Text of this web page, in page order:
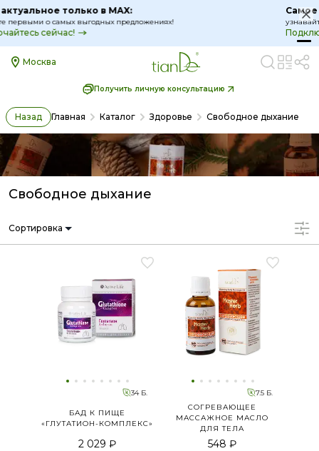
Самое актуальное только в MAX:
узнавайте первыми о самых выгодных предложениях!
Подключайтесь сейчас!
Москва
Получить личную консультацию
Назад Главная Каталог Здоровье Свободное дыхание
Свободное дыхание
Сортировка
34 Б.
БАД К ПИЩЕ
«ГЛУТАТИОН-КОМПЛЕКС»
2 029 ₽
7.5 Б.
СОГРЕВАЮЩЕЕ
МАССАЖНОЕ МАСЛО
ДЛЯ ТЕЛА
548 ₽